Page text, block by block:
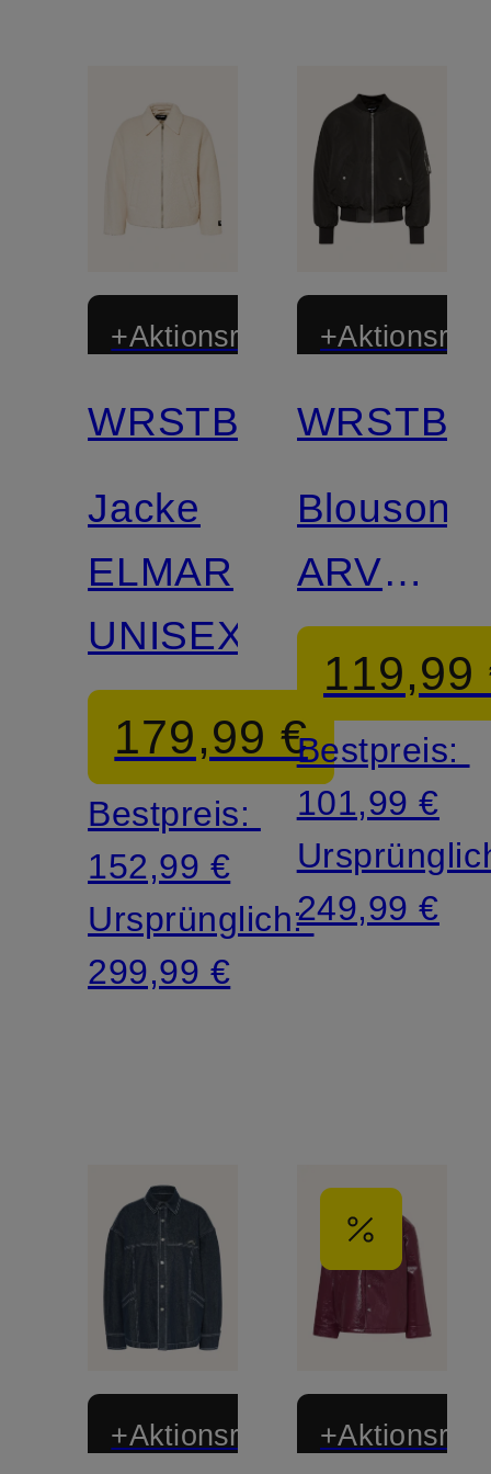
+Aktionsrabatt
WRSTBHVR
Jacke
ELMAR
UNISEX
179,99 €
Bestpreis:
152,99 €
Ursprünglich:
299,99 €
Blouson
ARVEN
V2
119,99
Bestpreis:
101,99 €
249,99 €
+Aktionsrabatt